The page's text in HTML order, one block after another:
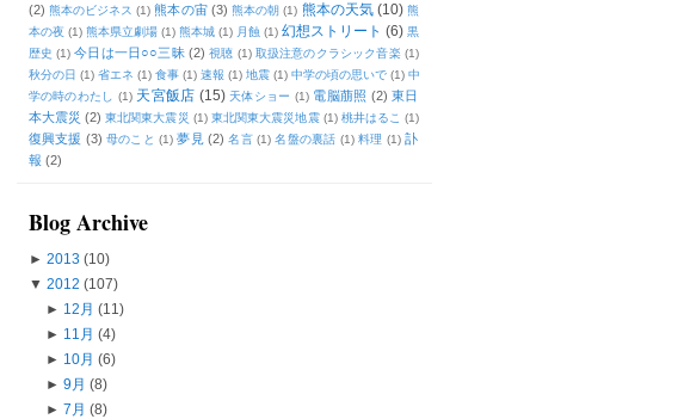
(2) 熊本のビジネス (1) 熊本の宙 (3) 熊本の朝 (1) 熊本の天気 (10) 熊
本の夜 (1) 熊本県立劇場 (1) 熊本城 (1) 月蝕 (1) 幻想ストリート (6) 黒
歴史 (1) 今日は一日○○三昧 (2) 視聴 (1) 取扱注意のクラシック音楽 (1)
秋分の日 (1) 省エネ (1) 食事 (1) 速報 (1) 地震 (1) 中学の頃の思いで (1) 中
学の時のわたし
(1) 天宮飯店 (15) 天体ショー (1) 電脳萠照 (2) 東日
本大震災 (2) 東北関東大震災 (1) 東北関東大震災地震 (1) 桃井はるこ (1)
復興支援 (3) 母のこと (1) 夢見 (2) 名言 (1) 名盤の裏話 (1) 料理 (1) 訃
報 (2)
Blog Archive
► 2013 (10)
▼ 2012 (107)
► 12月 (11)
► 11月 (4)
► 10月 (6)
► 9月 (8)
► 7月 (8)